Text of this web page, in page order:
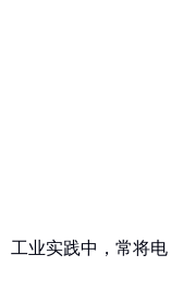
工业实践中，常将电